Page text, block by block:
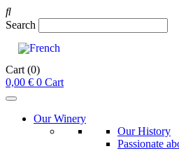
Search
Cart (0)
0,00 € 0 Cart
Our Winery
Our History
Passionate